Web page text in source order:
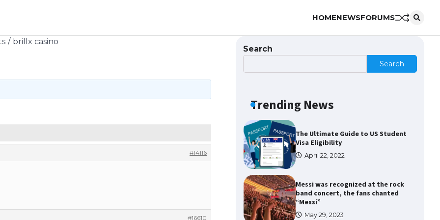
HOMENEWSFORUMS
brillx casino
#14116
#16610
Search
Search
Trending News
The Ultimate Guide to US Student
to Know
The Ultimate Guide to Meeting
April 22, 2022
The Ultimate Guide to US Student
Visa Eligibility
April 22, 2022
Messi was recognized at the rock
band concert, the fans chanted
“Messi”
May 29, 2023